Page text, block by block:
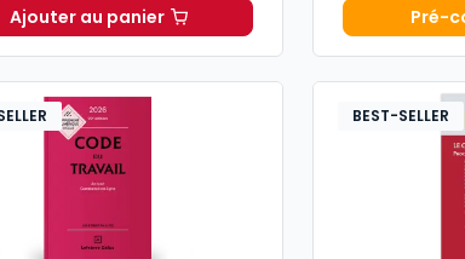
Ajouter au panierCode civil 2027, annoté à 49,00 € TTCPré-
BEST-SELLER